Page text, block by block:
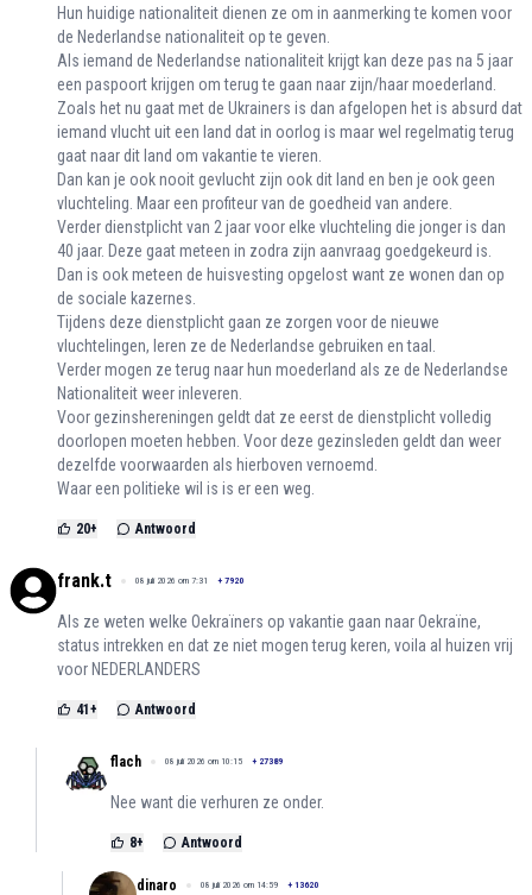
Hun huidige nationaliteit dienen ze om in aanmerking te komen voor
de Nederlandse nationaliteit op te geven.
Als iemand de Nederlandse nationaliteit krijgt kan deze pas na 5 jaar
een paspoort krijgen om terug te gaan naar zijn/haar moederland.
Zoals het nu gaat met de Ukrainers is dan afgelopen het is absurd dat
iemand vlucht uit een land dat in oorlog is maar wel regelmatig terug
gaat naar dit land om vakantie te vieren.
Dan kan je ook nooit gevlucht zijn ook dit land en ben je ook geen
vluchteling. Maar een profiteur van de goedheid van andere.
Verder dienstplicht van 2 jaar voor elke vluchteling die jonger is dan
40 jaar. Deze gaat meteen in zodra zijn aanvraag goedgekeurd is.
Dan is ook meteen de huisvesting opgelost want ze wonen dan op
de sociale kazernes.
Tijdens deze dienstplicht gaan ze zorgen voor de nieuwe
vluchtelingen, leren ze de Nederlandse gebruiken en taal.
Verder mogen ze terug naar hun moederland als ze de Nederlandse
Nationaliteit weer inleveren.
Voor gezinshereningen geldt dat ze eerst de dienstplicht volledig
doorlopen moeten hebben. Voor deze gezinsleden geldt dan weer
dezelfde voorwaarden als hierboven vernoemd.
Waar een politieke wil is is er een weg.
20+ Antwoord
frank.t 08 juli 2026 om 7:31 + 7920
Als ze weten welke Oekraïners op vakantie gaan naar Oekraïne,
status intrekken en dat ze niet mogen terug keren, voila al huizen vrij
voor NEDERLANDERS
41+ Antwoord
flach 08 juli 2026 om 10:15 + 27389
Nee want die verhuren ze onder.
8+ Antwoord
dinaro 08 juli 2026 om 14:59 + 13620